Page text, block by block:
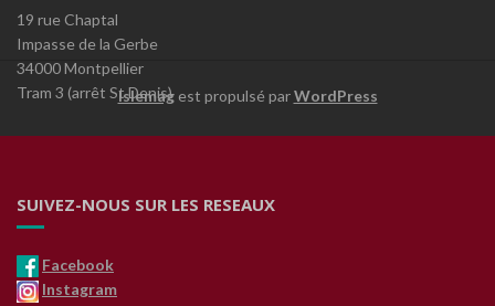
19 rue Chaptal
Impasse de la Gerbe
34000 Montpellier
Tram 3 (arrêt St Denis)
SUIVEZ-NOUS SUR LES RESEAUX
Facebook
Instagram
Islemagest propulsé parWordPress